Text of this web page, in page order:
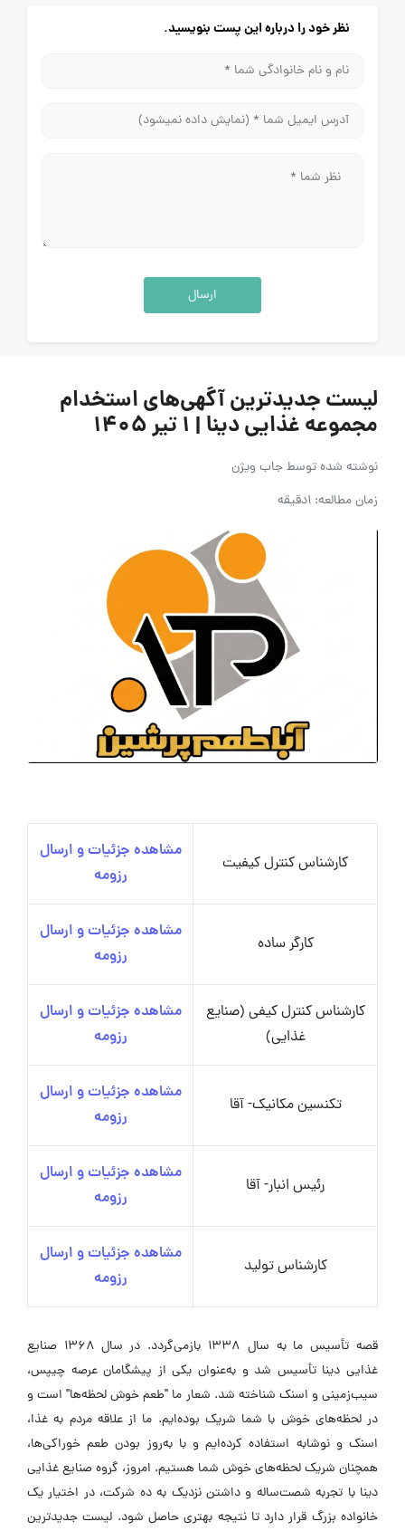
نظر خود را درباره این پست بنویسید.
ارسال
لیست جدیدترین آگهی‌های استخدام
مجموعه غذایی دینا | ۱ تیر ۱۴۰۵
نوشته شده توسطجاب ویژن
زمان مطالعه: 1دقیقه
کارشناس کنترل کیفیت
مشاهده جزئیات و ارسال
رزومه
کارگر ساده
مشاهده جزئیات و ارسال
رزومه
کارشناس کنترل کیفی (صنایع
غذایی)
مشاهده جزئیات و ارسال
رزومه
تکنسین مکانیک- آقا
مشاهده جزئیات و ارسال
رزومه
رئیس انبار- آقا
مشاهده جزئیات و ارسال
رزومه
کارشناس تولید
مشاهده جزئیات و ارسال
رزومه
قصه تأسیس ما به سال ۱۳۳۸ بازمی‌گردد. در سال ۱۳۶۸ صنایع
غذایی دینا تأسیس شد و به‌عنوان یکی از پیشگامان عرصه چیپس،
سیب‌زمینی و اسنک شناخته شد. شعار ما "طعم خوش لحظه‌ها" است و
در لحظه‌های خوش با شما شریک بوده‌ایم. ما از علاقه مردم به غذا،
اسنک و نوشابه استفاده کرده‌ایم و با به‌روز بودن طعم خوراکی‌ها،
همچنان شریک لحظه‌های خوش شما هستیم. امروز، گروه صنایع غذایی
دینا با تجربه شصت‌ساله و داشتن نزدیک به ده شرکت، در اختیار یک
خانواده بزرگ قرار دارد تا نتیجه بهتری حاصل شود. لیست جدیدترین